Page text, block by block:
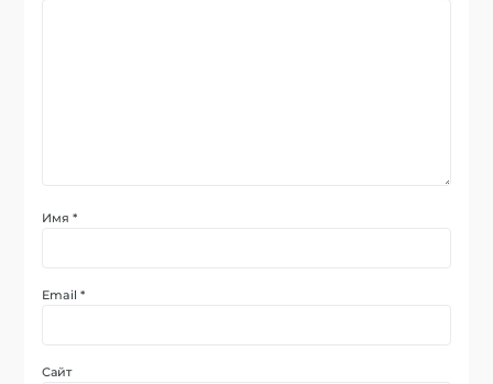
Имя*
Email*
Сайт